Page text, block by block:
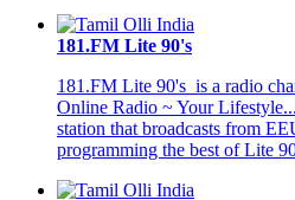
181.FM Lite 90's
181.FM Lite 90's is a radio
Online Radio ~ Your
station that broadcasts from
programming the best of Lite